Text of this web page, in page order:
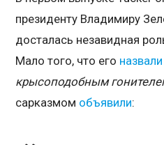
президенту Владимиру
досталась незавидная
Мало того, что его назвали
крысоподобным
сарказмом объявили: